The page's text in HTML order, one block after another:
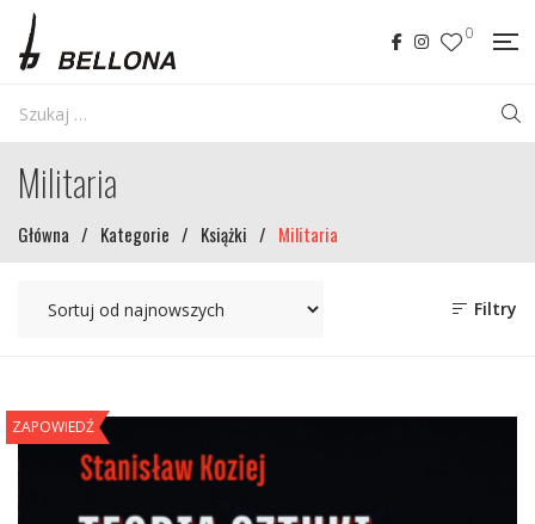
0
Militaria
Główna / Kategorie / Książki / Militaria
Filtry
ZAPOWIEDŹ